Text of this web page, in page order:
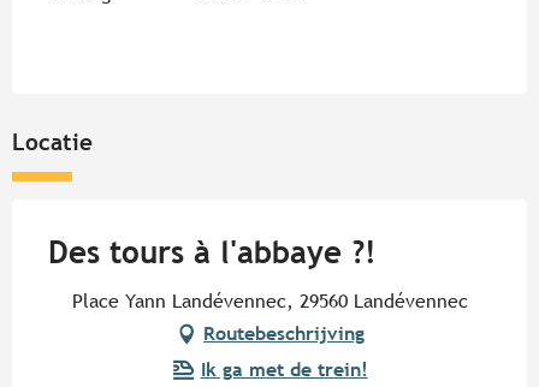
Locatie
Des tours à l'abbaye ?!
Place Yann Landévennec, 29560 Landévennec
Routebeschrijving
Ik ga met de trein!